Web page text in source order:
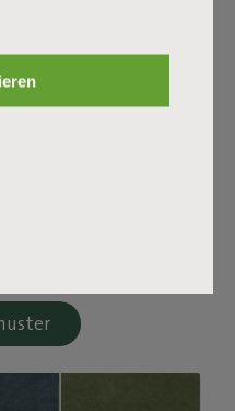
aus recyceltem Polyester
Der Stoff ist
mit Garnen in